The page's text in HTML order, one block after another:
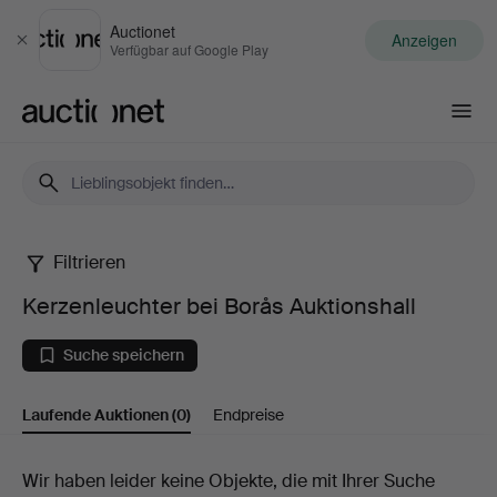
Schließen
Auctionet
Verfügbar auf Google Play Anzeigen
Kerzenleuchter
bei
Borås
Auktionshall
Filtrieren
Kerzenleuchter bei Borås Auktionshall
Suche speichern
Laufende Auktionen(0) Endpreise
Laufende
Wir haben leider keine Objekte, die mit Ihrer Suche